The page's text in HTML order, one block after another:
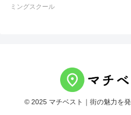
ミングスクール
© 2025 マチベスト｜街の魅力を